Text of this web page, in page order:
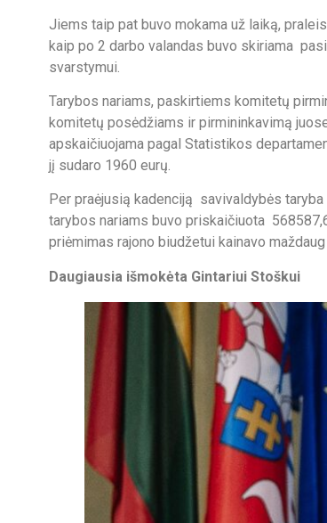
Jiems taip pat buvo mokama už laiką,
kaip po 2 darbo valandas buvo skiriama
svarstymui.
Tarybos nariams, paskirtiems komitetų
komitetų posėdžiams ir pirmininkavimą
apskaičiuojama pagal Statistikos
jį sudaro 1960 eurų.
Per praėjusią kadenciją savivaldybės
tarybos nariams buvo priskaičiuota
priėmimas rajono biudžetui kainavo
Daugiausia išmokėta Gintariui Stoškui